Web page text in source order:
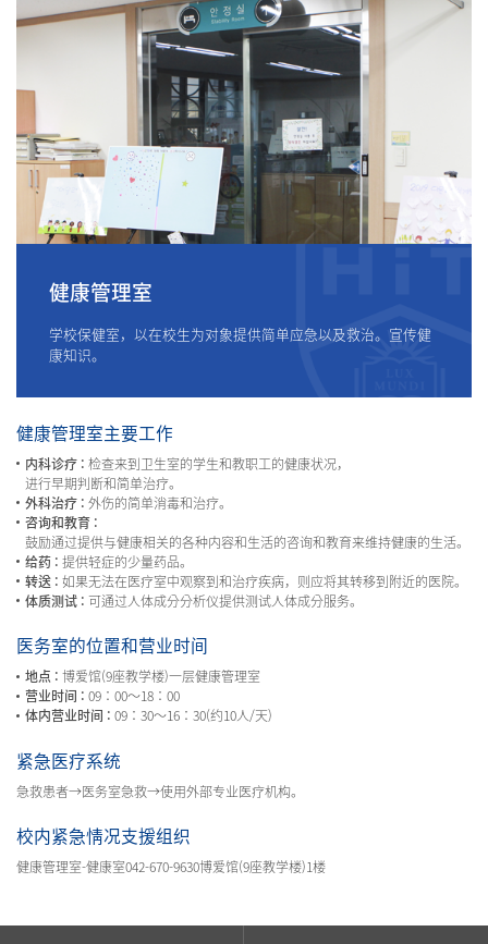
健康管理室
学校保健室，以在校生为对象提供简单应急以及救治。宣传健
康知识。
健康管理室主要工作
内科诊疗 : 检查来到卫生室的学生和教职工的健康状况，
进行早期判断和简单治疗。
外科治疗 : 外伤的简单消毒和治疗。
咨询和教育 :
鼓励通过提供与健康相关的各种内容和生活的咨询和教育来维持健康的生活。
给药 : 提供轻症的少量药品。
转送 : 如果无法在医疗室中观察到和治疗疾病，则应将其转移到附近的医院。
体质测试 : 可通过人体成分分析仪提供测试人体成分服务。
医务室的位置和营业时间
地点 : 博爱馆(9座教学楼)一层健康管理室
营业时间 : 09：00〜18：00
体内营业时间 : 09：30〜16：30(约10人/天)
紧急医疗系统
急救患者→医务室急救→使用外部专业医疗机构。
校内紧急情况支援组织
健康管理室-健康室042-670-9630博爱馆(9座教学楼)1楼